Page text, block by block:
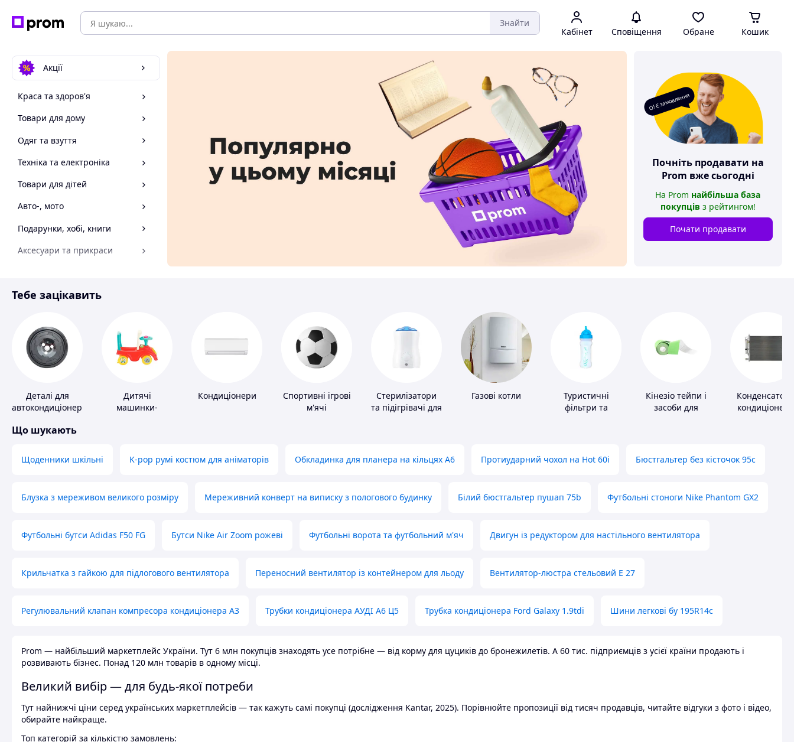
Знайти
Кабінет Сповіщення Обране Кошик
Акції
Краса та здоров'я
Товари для дому
Одяг та взуття
Техніка та електроніка
Товари для дітей
Авто-, мото
Подарунки, хобі, книги
Аксесуари та прикраси
Спорт і відпочинок
О! Є замовлення
Почніть продавати на
Prom вже сьогодні
На Prom найбільша база
покупців з рейтингом!
Почати продавати
Тебе зацікавить
Деталі для
автокондиціонерів
Дитячі
машинки-
Кондиціонери
Спортивні ігрові
м'ячі
Стерилізатори
та підігрівачі для
Газові котли
Туристичні
фільтри та
Кінезіо тейпи і
засоби для
кондиціонера
Що шукають
Щоденники шкільні K-pop румі костюм для аніматорів Обкладинка для планера на кільцях А6 Протиударний чохол на Hot 60i Бюстгальтер без кісточок 95с
Блузка з мереживом великого розміру Мереживний конверт на виписку з пологового будинку Білий бюстгальтер пушап 75b Футбольні стоноги Nike Phantom GX2
Футбольні бутси Adidas F50 FG Бутси Nike Air Zoom рожеві Футбольні ворота та футбольний м'яч Двигун із редуктором для настільного вентилятора
Крильчатка з гайкою для підлогового вентилятора Переносний вентилятор із контейнером для льоду Вентилятор-люстра стельовий E 27
Регулювальний клапан компресора кондиціонера А3 Трубки кондиціонера АУДІ А6 Ц5 Трубка кондиціонера Ford Galaxy 1.9tdi Шини легкові бу 195R14c
Prom — найбільший маркетплейс України. Тут 6 млн покупців знаходять усе потрібне — від корму для цуциків до бронежилетів. А 60 тис. підприємців з усієї країни продають і
розвивають бізнес. Понад 120 млн товарів в одному місці.
Великий вибір — для будь-якої потреби
Тут найнижчі ціни серед українських маркетплейсів — так кажуть самі покупці (дослідження Kantar, 2025). Порівнюйте пропозиції від тисяч продавців, читайте відгуки з фото і відео,
обирайте найкраще.
Топ категорій за кількістю замовлень: